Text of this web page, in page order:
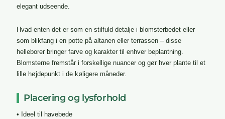
elegant udseende.
Hvad enten det er som en stilfuld detalje i blomsterbedet eller
som blikfang i en potte på altanen eller terrassen – disse
helleborer bringer farve og karakter til enhver beplantning.
Blomsterne fremstår i forskellige nuancer og gør hver plante til et
lille højdepunkt i de køligere måneder.
Placering og lysforhold
• Ideel til havebede